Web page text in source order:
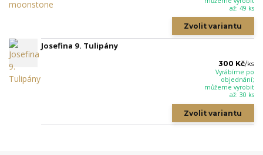
až: 49 ks
Zvolit variantu
Josefina 9. Tulipány
300 Kč/ks
Vyrábíme po
objednání;
můžeme vyrobit
až: 30 ks
Zvolit variantu